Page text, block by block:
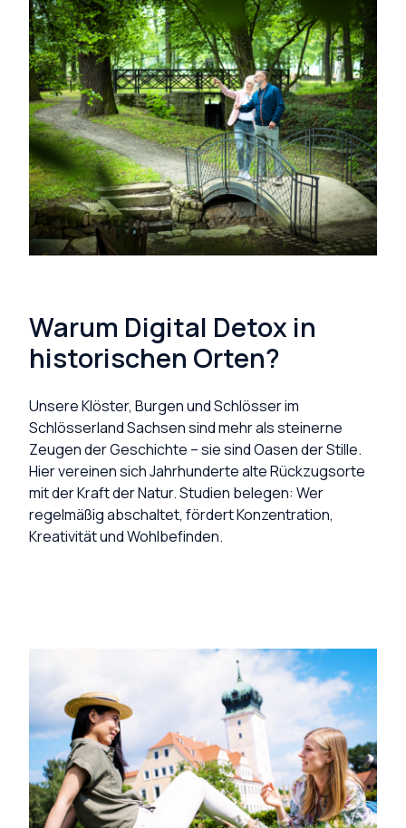
Warum Digital Detox in
historischen Orten?
Unsere Klöster, Burgen und Schlösser im
Schlösserland Sachsen sind mehr als steinerne
Zeugen der Geschichte – sie sind Oasen der Stille.
Hier vereinen sich Jahrhunderte alte Rückzugsorte
mit der Kraft der Natur. Studien belegen: Wer
regelmäßig abschaltet, fördert Konzentration,
Kreativität und Wohlbefinden.